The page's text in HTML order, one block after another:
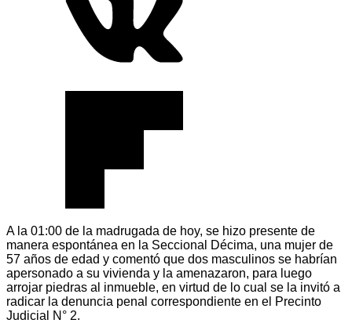
A la 01:00 de la madrugada de hoy, se hizo presente de
manera espontánea en la Seccional Décima, una mujer de
57 años de edad y comentó que dos masculinos se habrían
apersonado a su vivienda y la amenazaron, para luego
arrojar piedras al inmueble, en virtud de lo cual se la invitó a
radicar la denuncia penal correspondiente en el Precinto
Judicial N° 2.